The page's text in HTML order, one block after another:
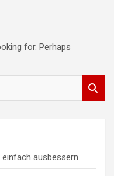
for. Perhaps
ausbessern